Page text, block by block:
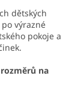
dětských
výrazné
pokoje a
na